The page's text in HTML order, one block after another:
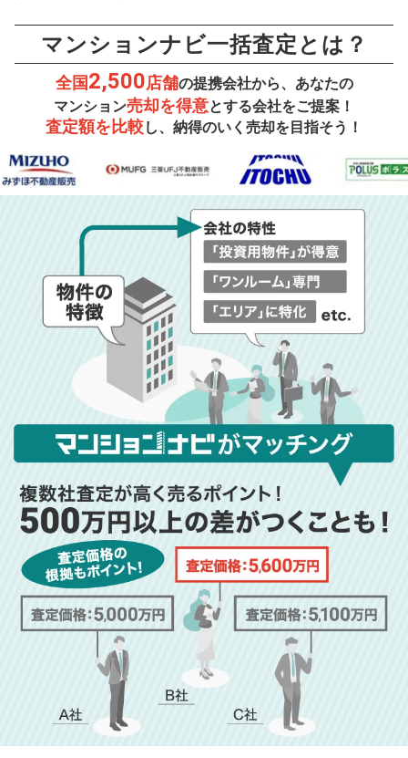
マンションナビ一括査定とは？
全国2,500店舗の提携会社から、あなたの
マンション売却を得意とする会社をご提案！
査定額を比較し、納得のいく売却を目指そう！